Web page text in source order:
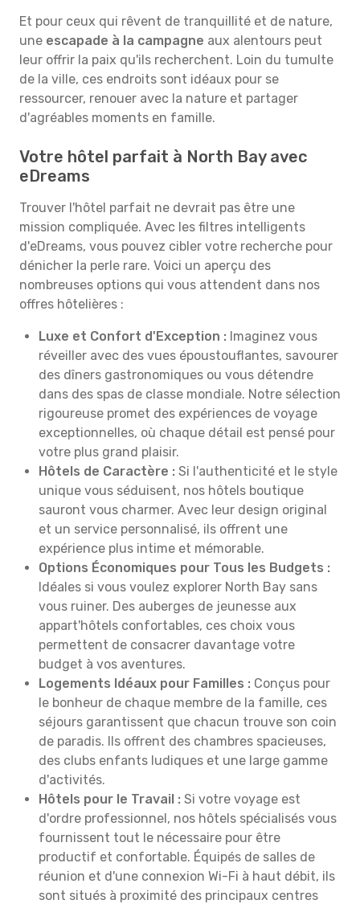
Et pour ceux qui rêvent de tranquillité et de nature,
une escapade à la campagne aux alentours peut
leur offrir la paix qu'ils recherchent. Loin du tumulte
de la ville, ces endroits sont idéaux pour se
ressourcer, renouer avec la nature et partager
d'agréables moments en famille.
Votre hôtel parfait à North Bay avec
eDreams
Trouver l'hôtel parfait ne devrait pas être une
mission compliquée. Avec les filtres intelligents
d'eDreams, vous pouvez cibler votre recherche pour
dénicher la perle rare. Voici un aperçu des
nombreuses options qui vous attendent dans nos
offres hôtelières :
Luxe et Confort d'Exception : Imaginez vous
réveiller avec des vues époustouflantes, savourer
des dîners gastronomiques ou vous détendre
dans des spas de classe mondiale. Notre sélection
rigoureuse promet des expériences de voyage
exceptionnelles, où chaque détail est pensé pour
votre plus grand plaisir.
Hôtels de Caractère : Si l'authenticité et le style
unique vous séduisent, nos hôtels boutique
sauront vous charmer. Avec leur design original
et un service personnalisé, ils offrent une
expérience plus intime et mémorable.
Options Économiques pour Tous les Budgets :
Idéales si vous voulez explorer North Bay sans
vous ruiner. Des auberges de jeunesse aux
appart'hôtels confortables, ces choix vous
permettent de consacrer davantage votre
budget à vos aventures.
Logements Idéaux pour Familles : Conçus pour
le bonheur de chaque membre de la famille, ces
séjours garantissent que chacun trouve son coin
de paradis. Ils offrent des chambres spacieuses,
des clubs enfants ludiques et une large gamme
d'activités.
Hôtels pour le Travail : Si votre voyage est
d'ordre professionnel, nos hôtels spécialisés vous
fournissent tout le nécessaire pour être
productif et confortable. Équipés de salles de
réunion et d'une connexion Wi-Fi à haut débit, ils
sont situés à proximité des principaux centres